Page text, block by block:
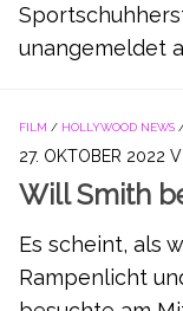
unangemeldet
FILM / HOLLYWOOD NEWS
27. OKTOBER 2022
Will Smith
Es scheint, als
Rampenlicht